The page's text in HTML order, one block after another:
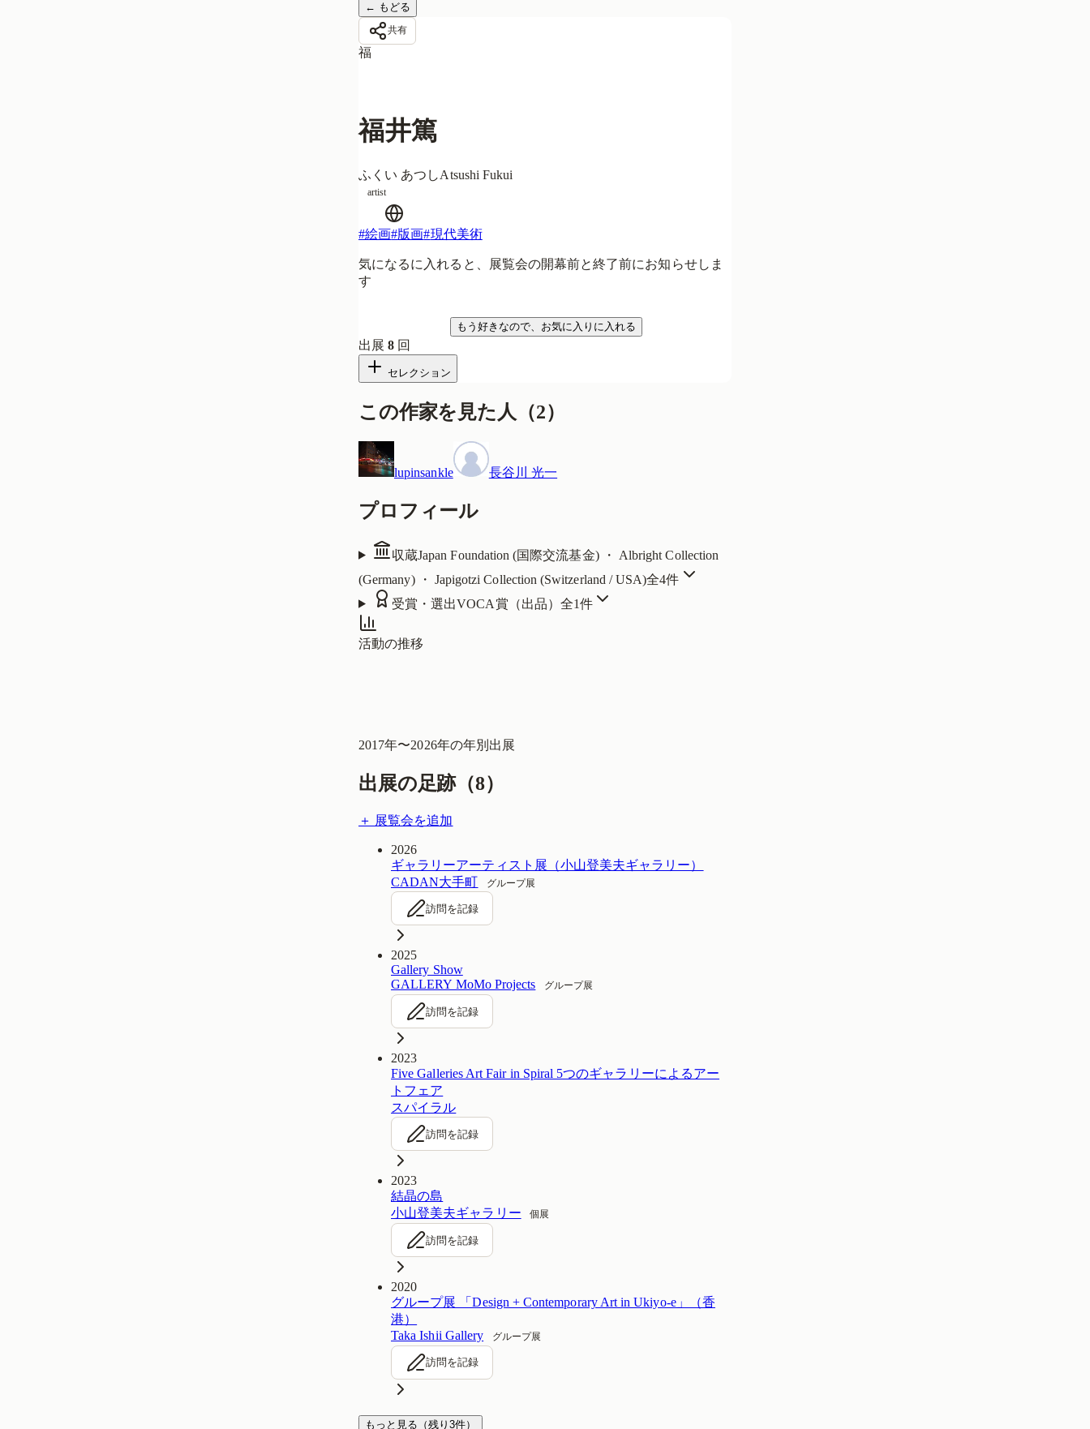
← もどる
共有
福
福井篤
ふくい あつしAtsushi Fukui
artist
#絵画#版画#現代美術
気になるに入れると、展覧会の開幕前と終了前にお知らせしま
す
もう好きなので、お気に入りに入れる
出展8 回
セレクション
この作家を見た人 （2）
lupinsankle 長谷川 光一
プロフィール
収蔵Japan Foundation (国際交流基金) ・ Albright Collection
(Germany) ・ Japigotzi Collection (Switzerland / USA)全4件
受賞・選出VOCA賞（出品） 全1件
活動の推移
2017年〜2026年の年別出展
出展の足跡（8）
＋ 展覧会を追加
2026
ギャラリーアーティスト展（小山登美夫ギャラリー）
CADAN大手町
グループ展
訪問を記録
2025
Gallery Show
GALLERY MoMo Projects
グループ展
訪問を記録
2023
Five Galleries Art Fair in Spiral 5つのギャラリーによるアー
トフェア
スパイラル
訪問を記録
2023
結晶の島
小山登美夫ギャラリー
個展
訪問を記録
2020
グループ展 「Design + Contemporary Art in Ukiyo-e」（香
港）
Taka Ishii Gallery
グループ展
訪問を記録
もっと見る （残り 3件）